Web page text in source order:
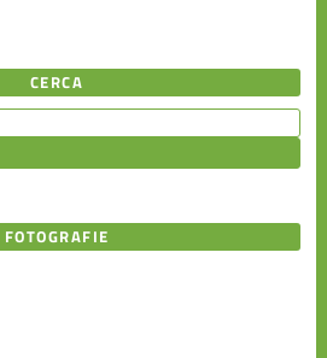
CERCA
FOTOGRAFIE